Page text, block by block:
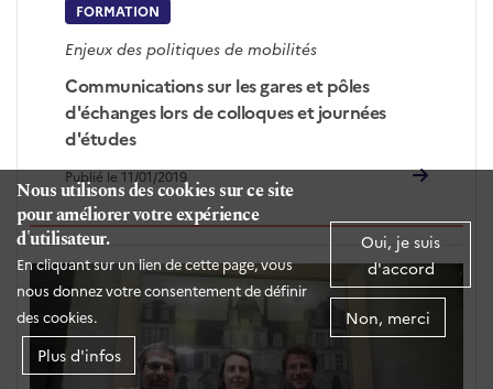
Nous utilisons des cookies sur ce site
pour améliorer votre expérience
d'utilisateur.
En cliquant sur un lien de cette page, vous
nous donnez votre consentement de définir
des cookies.
Plus d'infos
Oui, je suis
d'accord
Non, merci
FORMATION
Enjeux des politiques de mobilités
Communications sur les gares et pôles
d'échanges lors de colloques et journées
d'études
Publié le 11/01/2019